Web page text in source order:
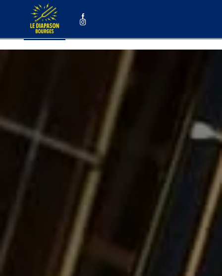
Panneau de gestion des cookies